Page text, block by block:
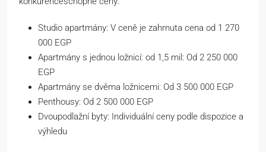
Studio apartmány: V ceně je zahrnuta cena od 1 270
000 EGP
Apartmány s jednou ložnicí: od 1,5 mil: Od 2 250 000
EGP
Apartmány se dvěma ložnicemi: Od 3 500 000 EGP
Penthousy: Od 2 500 000 EGP
Dvoupodlažní byty: Individuální ceny podle dispozice a
výhledu